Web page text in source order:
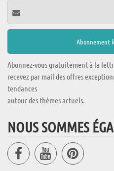
Abonnez-vous gratuitement à la
recevez par mail des offres
tendances
autour des thèmes actuels.
NOUS SOMMES